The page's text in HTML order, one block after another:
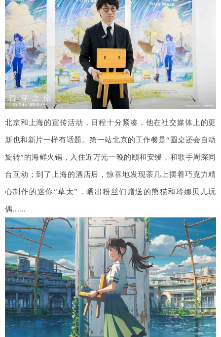
北京和上海的宣传活动，日程十分紧凑，他在社交媒体上的更
新也和新片一样有话题。第一站北京的工作餐是“圆桌还会自动
旋转”的海鲜火锅，入住近万元一晚的颐和安缦，和歌手周深同
台互动；到了上海的酒店后，惊喜地发现茶几上摆着巧克力精
心制作的迷你“草太”，晒出粉丝们赠送的熊猫和玲娜贝儿玩
偶......